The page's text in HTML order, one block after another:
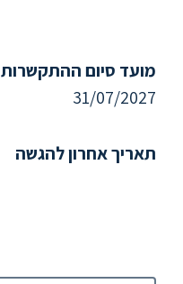
אקדמי
מועד סיום ההתקשרות
31/07/2027
תאריך אחרון להגשה